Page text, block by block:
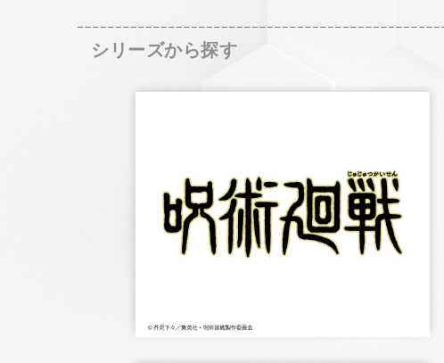
シリーズから探す